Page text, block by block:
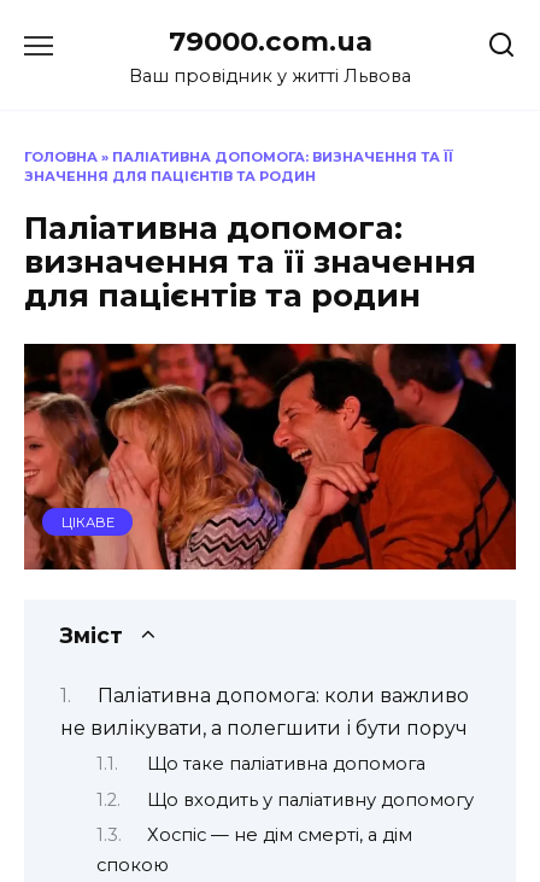
до
79000.com.ua
Ваш провідник у житті Львова
ГОЛОВНА » ПАЛІАТИВНА ДОПОМОГА: ВИЗНАЧЕННЯ ТА ЇЇ
ЗНАЧЕННЯ ДЛЯ ПАЦІЄНТІВ ТА РОДИН
Паліативна допомога:
визначення та її значення
для пацієнтів та родин
ЦІКАВЕ
Зміст
Паліативна допомога: коли важливо
не вилікувати, а полегшити і бути поруч
Що таке паліативна допомога
Що входить у паліативну допомогу
Хоспіс — не дім смерті, а дім
спокою